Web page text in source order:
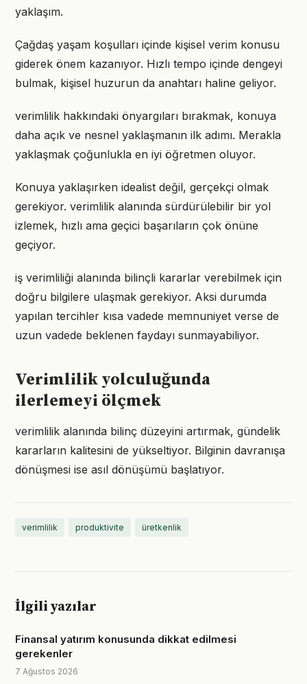
yaklaşım.
Çağdaş yaşam koşulları içinde kişisel verim konusu
giderek önem kazanıyor. Hızlı tempo içinde dengeyi
bulmak, kişisel huzurun da anahtarı haline geliyor.
verimlilik hakkındaki önyargıları bırakmak, konuya
daha açık ve nesnel yaklaşmanın ilk adımı. Merakla
yaklaşmak çoğunlukla en iyi öğretmen oluyor.
Konuya yaklaşırken idealist değil, gerçekçi olmak
gerekiyor. verimlilik alanında sürdürülebilir bir yol
izlemek, hızlı ama geçici başarıların çok önüne
geçiyor.
iş verimliliği alanında bilinçli kararlar verebilmek için
doğru bilgilere ulaşmak gerekiyor. Aksi durumda
yapılan tercihler kısa vadede memnuniyet verse de
uzun vadede beklenen faydayı sunmayabiliyor.
Verimlilik yolculuğunda
ilerlemeyi ölçmek
verimlilik alanında bilinç düzeyini artırmak, gündelik
kararların kalitesini de yükseltiyor. Bilginin davranışa
dönüşmesi ise asıl dönüşümü başlatıyor.
verimlilik produktivite üretkenlik
İlgili yazılar
Finansal yatırım konusunda dikkat edilmesi
gerekenler
7 Ağustos 2026